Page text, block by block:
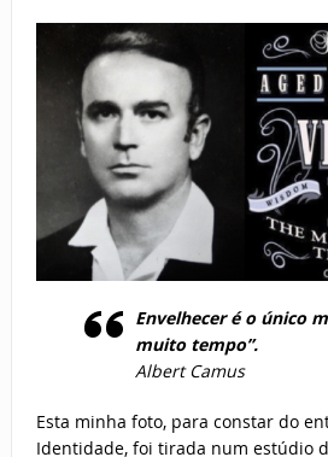
Envelhecer é o único
muito tempo”.
Albert Camus
Esta minha foto, para constar do
Identidade, foi tirada num estúdio